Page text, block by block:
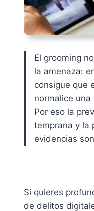
El grooming
la amenaza:
consigue que
normalice
Por eso la
temprana y la
evidencias
Si quieres
de delitos